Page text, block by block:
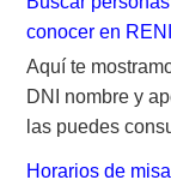
conocer en
Aquí te
DNI nombre y
las puedes
Horarios de